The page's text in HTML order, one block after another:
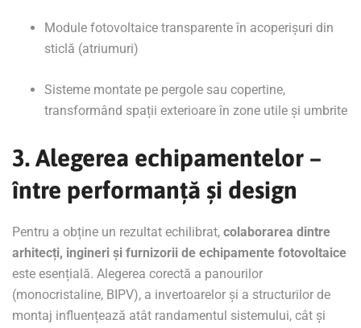
Module fotovoltaice transparente în acoperișuri din
sticlă (atriumuri)
Sisteme montate pe pergole sau copertine,
transformând spații exterioare în zone utile și umbrite
3. Alegerea echipamentelor –
între performanță și design
Pentru a obține un rezultat echilibrat, colaborarea dintre
arhitecți, ingineri și furnizorii de echipamente fotovoltaice
este esențială. Alegerea corectă a panourilor
(monocristaline, BIPV), a invertoarelor și a structurilor de
montaj influențează atât randamentul sistemului, cât și